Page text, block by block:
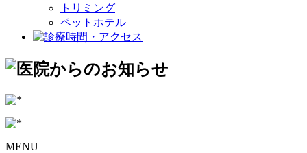
トリミング
ペットホテル
MENU